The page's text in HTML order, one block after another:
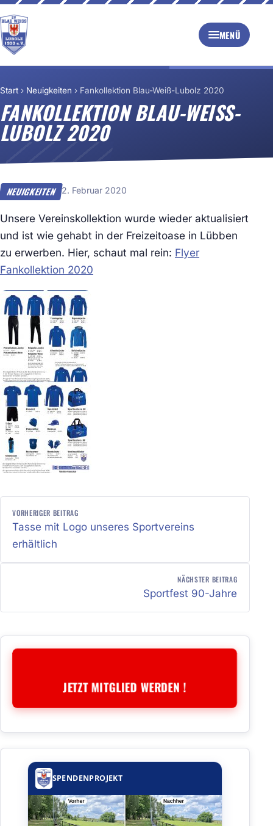
MENÜ
Start › Neuigkeiten › Fankollektion Blau-Weiß-Lubolz 2020
FANKOLLEKTION BLAU-WEISS-L
UBOLZ 2020
NEUIGKEITEN 2. Februar 2020
Unsere Vereinskollektion wurde wieder aktualisiert
und ist wie gehabt in der Freizeitoase in Lübben
zu erwerben. Hier, schaut mal rein: Flyer
Fankollektion 2020
BEITRAGSNAVIGATION
VORHERIGER BEITRAG
Tasse mit Logo unseres Sportvereins
erhältlich
NÄCHSTER BEITRAG
Sportfest 90-Jahre
JETZT MITGLIED WERDEN !
SPENDENPROJEKT